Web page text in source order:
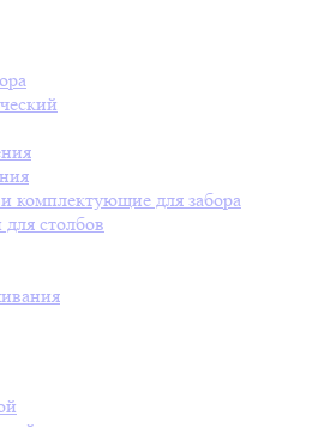
комплектующие для забора
столбов